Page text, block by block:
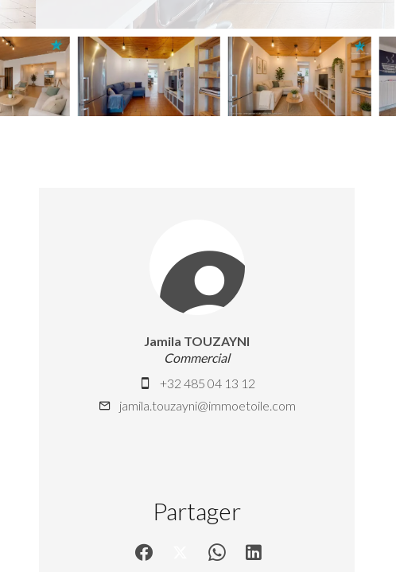
Jamila TOUZAYNI
Commercial
+32 485 04 13 12
jamila.touzayni@immoetoile.com
Partager